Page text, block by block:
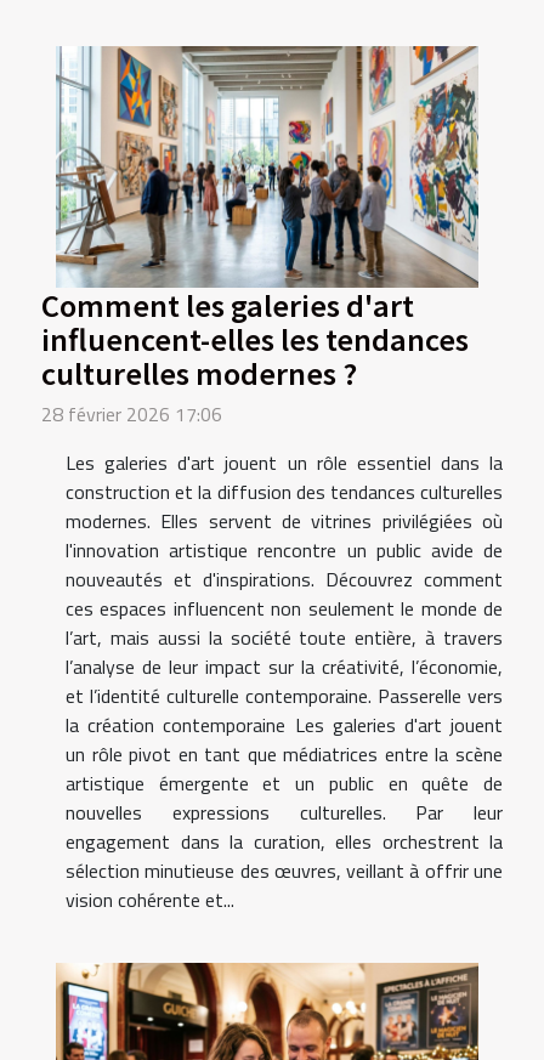
Comment les galeries d'art
influencent-elles les tendances
culturelles modernes ?
28 février 2026 17:06
Les galeries d'art jouent un rôle essentiel dans la
construction et la diffusion des tendances culturelles
modernes. Elles servent de vitrines privilégiées où
l'innovation artistique rencontre un public avide de
nouveautés et d'inspirations. Découvrez comment
ces espaces influencent non seulement le monde de
l’art, mais aussi la société toute entière, à travers
l’analyse de leur impact sur la créativité, l’économie,
et l’identité culturelle contemporaine. Passerelle vers
la création contemporaine Les galeries d'art jouent
un rôle pivot en tant que médiatrices entre la scène
artistique émergente et un public en quête de
nouvelles expressions culturelles. Par leur
engagement dans la curation, elles orchestrent la
sélection minutieuse des œuvres, veillant à offrir une
vision cohérente et...